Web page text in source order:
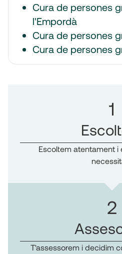
Cura de persones
l'Empordà
Cura de persones
Cura de persones
1
Escoltem atentament i
2
T'assessorem i decidim